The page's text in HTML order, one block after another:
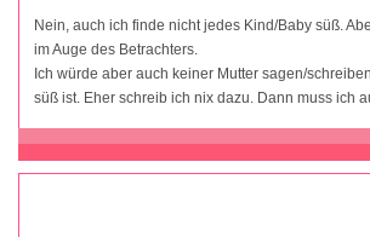
Nein, auch ich finde nicht jedes Kind/Baby süß.
im Auge des Betrachters.
Ich würde aber auch keiner Mutter sagen/
süß ist. Eher schreib ich nix dazu. Dann muss ich